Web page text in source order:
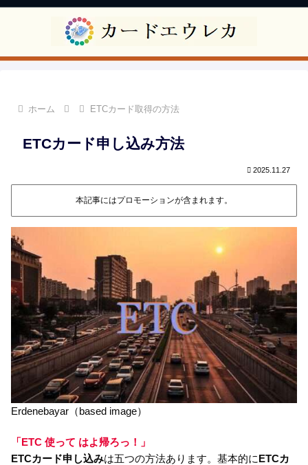
ホーム ETCカード取得の方法
ETCカード申し込み方法
2025.11.27
本記事にはプロモーションが含まれます。
Erdenebayar（based image）
「ETC 使って はよ帰ろっ！」
ETCカード申し込みは五つの方法あります。基本的にETCカ